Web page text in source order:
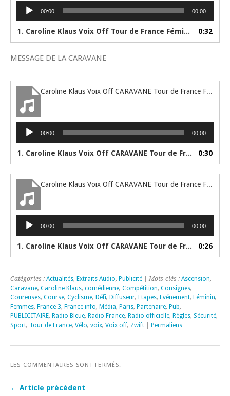
Lecteur
audio
00:00 00:00
1. Caroline Klaus Voix Off Tour de France Féminin 2022 24-25 VERS IN 0:32
MESSAGE DE LA CARAVANE
Caroline Klaus Voix Off CARAVANE Tour de France Féminin 2022 - PELOTON
Lecteur
audio
00:00 00:00
1. Caroline Klaus Voix Off CARAVANE Tour de France Féminin 2022 - PELOTON 0:30
Caroline Klaus Voix Off CARAVANE Tour de France Féminin 2022 - PRE CARAVANE
Lecteur
audio
00:00 00:00
1. Caroline Klaus Voix Off CARAVANE Tour de France Féminin 2022 - PRE CARAVANE 0:26
Catégories : Actualités, Extraits Audio, Publicité | Mots-clés : Ascension,
Caravane, Caroline Klaus, comédienne, Compétition, Consignes,
Coureuses, Course, Cyclisme, Défi, Diffuseur, Etapes, Evénement, Féminin,
Femmes, France 3, France info, Média, Paris, Partenaire, Pub,
PUBLICITAIRE, Radio Bleue, Radio France, Radio officielle, Règles, Sécurité,
Sport, Tour de France, Vélo, voix, Voix off, Zwift Permaliens
LES COMMENTAIRES SONT FERMÉS.
← Article précédent